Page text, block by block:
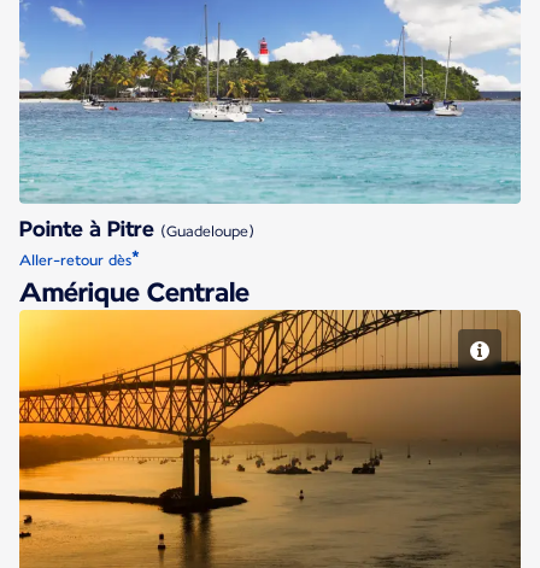
Pointe à Pitre
Pointe à Pitre (Guadeloupe)
Aller-retour dès*
Amérique Centrale
Panama City